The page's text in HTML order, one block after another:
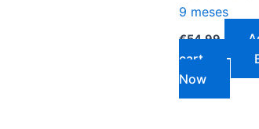
9 meses
€54.99
cart
Now